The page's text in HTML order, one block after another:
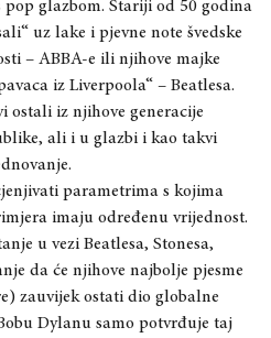
glazbom. Stariji od 50 godina
uz lake i pjevne note švedske
– ABBA-e ili njihove majke
iz Liverpoola“ – Beatlesa.
ostali iz njihove generacije
ali i u glazbi i kao takvi
parametrima s kojima
imaju određenu vrijednost.
u vezi Beatlesa, Stonesa,
da će njihove najbolje pjesme
zauvijek ostati dio globalne
Dylanu samo potvrđuje taj